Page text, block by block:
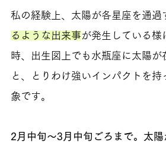
私の経験上、太陽が各星座を通過
るような出来事が発生している
時、出生図上でも水瓶座に太陽
と、とりわけ強いインパクトを
象です。
2月中旬～3月中旬ごろまで。太